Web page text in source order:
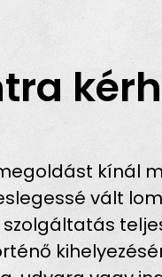
kínál
vált